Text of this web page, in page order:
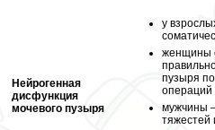
Нейрогенная
дисфункция
мочевого пузыря
у
женщины
пузыря
операций
мужчины
тяжестей